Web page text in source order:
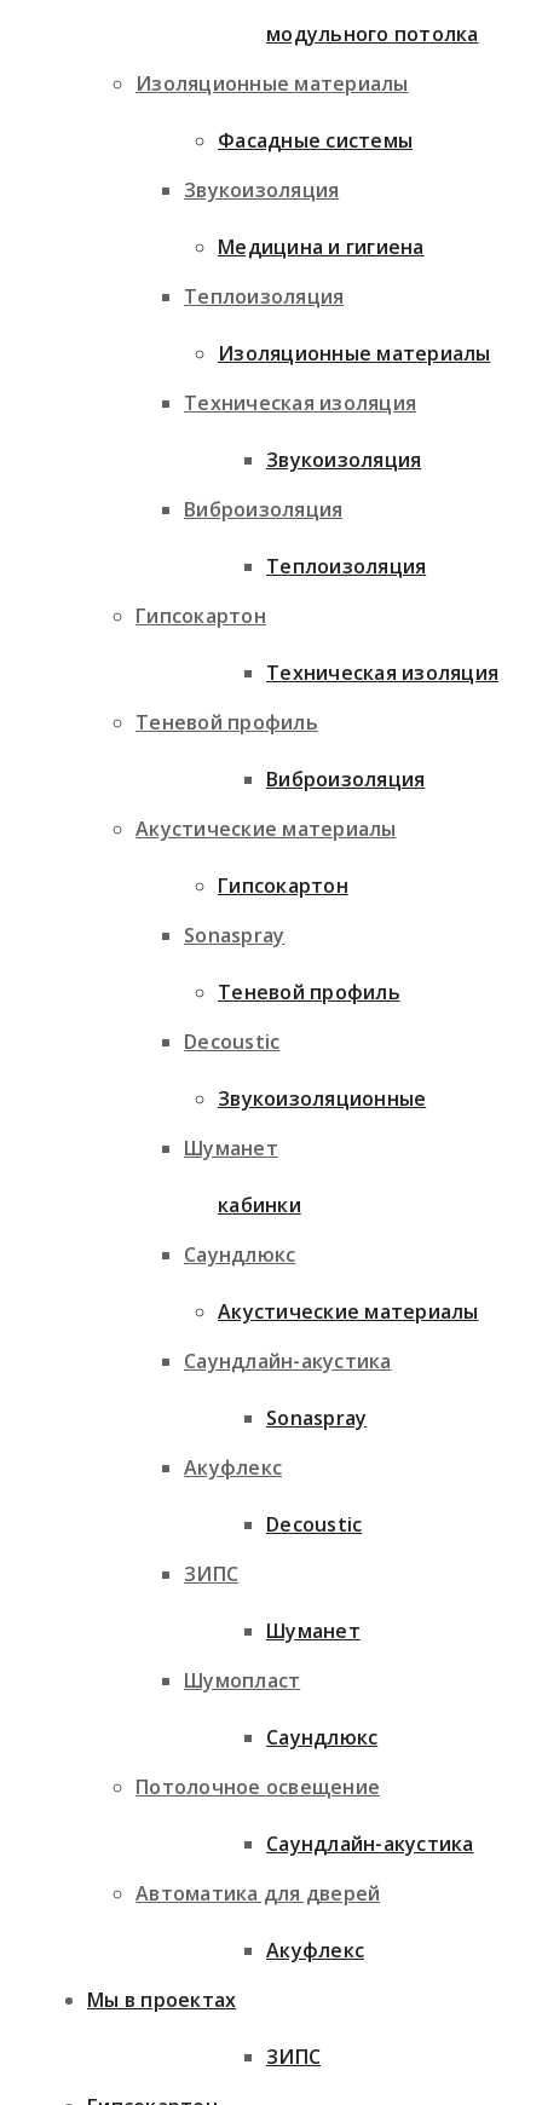
Изоляционные материалы
Звукоизоляция
Теплоизоляция
Техническая изоляция
Виброизоляция
Гипсокартон
Теневой профиль
Акустические материалы
Sonaspray
Decoustic
Шуманет
Саундлюкс
Саундлайн-акустика
Акуфлекс
ЗИПС
Шумопласт
Потолочное освещение
Автоматика для дверей
Мы в проектах
модульного потолка
Фасадные системы
Медицина и гигиена
Изоляционные материалы
Звукоизоляция
Теплоизоляция
Техническая изоляция
Виброизоляция
Гипсокартон
Теневой профиль
Звукоизоляционные
кабинки
Акустические материалы
Sonaspray
Decoustic
Шуманет
Саундлюкс
Саундлайн-акустика
Акуфлекс
ЗИПС